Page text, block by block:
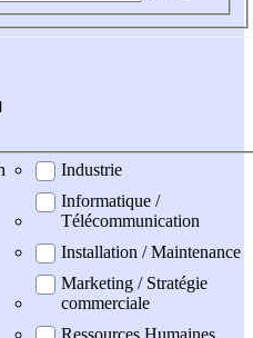
Industrie
Informatique /
Télécommunication
Installation / Maintenance
Marketing / Stratégie
commerciale
Ressources Humaines